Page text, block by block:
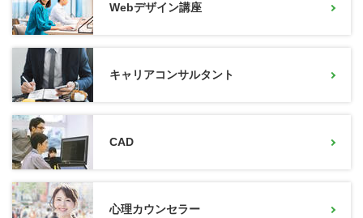
Webデザイン講座
キャリアコンサルタント
CAD
心理カウンセラー